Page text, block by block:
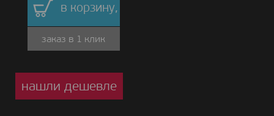
в корзину,
заказ в 1 клик
нашли дешевле